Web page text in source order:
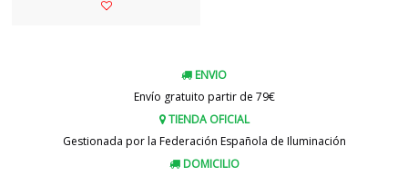
ENVIO
Envío gratuito partir de 79€
TIENDA OFICIAL
Gestionada por la Federación Española de Iluminación
DOMICILIO